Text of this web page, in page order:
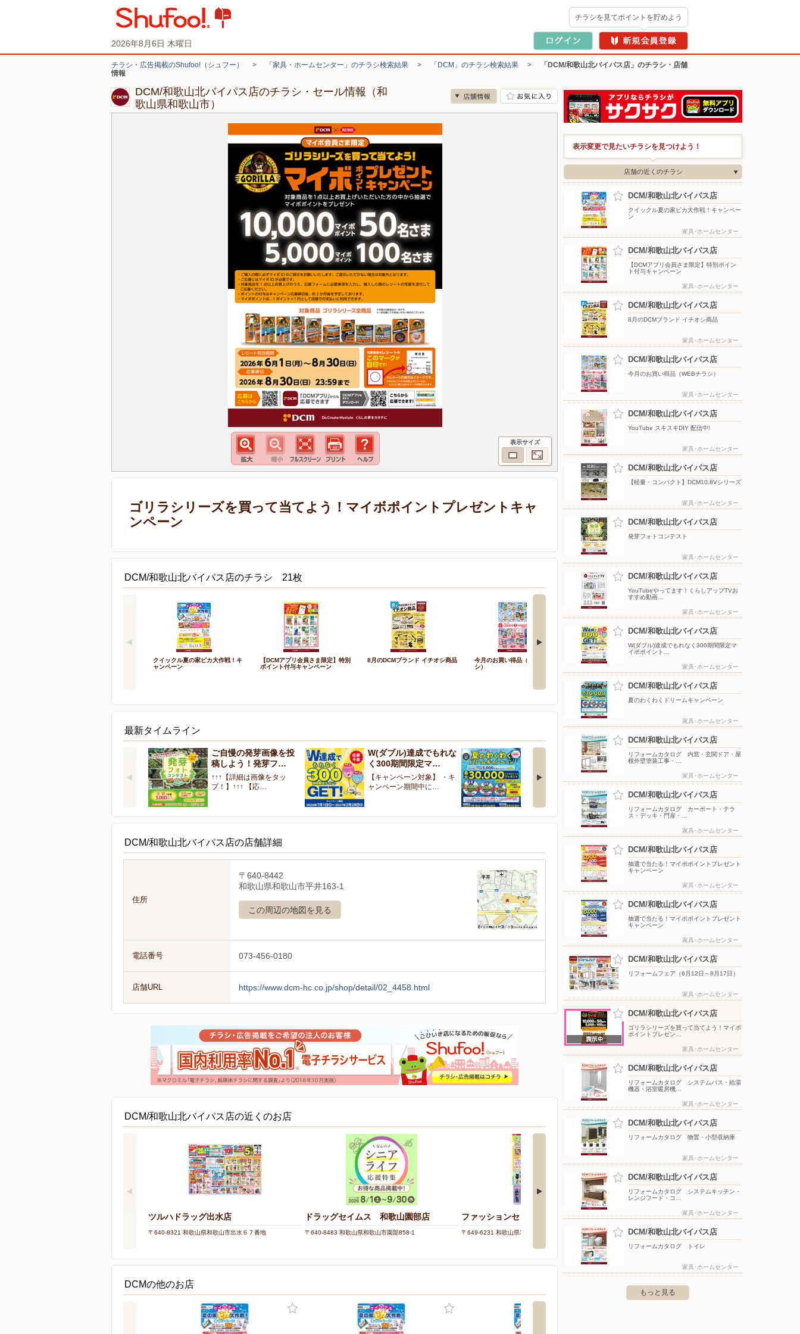
2026年8月6日 木曜日
チラシを見てポイントを貯めよう
チラシ・広告掲載のShufoo!（シュフー） > 「家具・ホームセンター」のチラシ検索結果 > 「DCM」のチラシ検索結果 >
「DCM/和歌山北バイパス店」のチラシ・店舗
情報
DCM/和歌山北バイパス店のチラシ・セール情報（和
歌山県和歌山市）
表示サイズ
ゴリラシリーズを買って当てよう！マイボポイントプレゼントキャ
ンペーン
DCM/和歌山北バイパス店のチラシ 21枚
クイックル夏の家ピカ大作戦！キ
ャンペーン
【DCMアプリ会員さま限定】特別
ポイント付与キャンペーン
8月のDCMブランド イチオシ商品
今月のお買い得品（WEBチラ
シ）
YouTube スキスキDIY 配信中!
シリーズ
最新タイムライン
ご自慢の発芽画像を投
稿しよう！発芽フ…
↑↑↑【詳細は画像をタッ
プ！】↑↑↑ 【応…
W(ダブル)達成でもれな
く300期間限定マ…
【キャンペーン対象】 ・キ
ャンペーン期間中に…
お買い物がビックチャ
ンスに！夏のわく…
【アプリ応募限定】 キャン
【アプリ応募限定】マ
シャンプー・リンス、ボデ
DCM/和歌山北バイパス店の店舗詳細
住所
〒640-8442
和歌山県和歌山市平井163-1
この周辺の地図を見る
電話番号 073-456-0180
店舗URL https://www.dcm-hc.co.jp/shop/detail/02_4458.html
DCM/和歌山北バイパス店の近くのお店
ツルハドラッグ出水店
〒640-8321 和歌山県和歌山市出水６７番地
ドラッグセイムス 和歌山園部店
〒640-8483 和歌山県和歌山市園部858-1
ファッションセンターしまむら/岩出店
〒649-6231 和歌山県岩出市川尻218-1
ケーズデンキ/和歌山店
〒640-8319 和歌山県和歌山市手平1-5-2
DCMの他のお店
表示変更で見たいチラシを見つけよう！
店舗の近くのチラシ
DCM/和歌山北バイパス店
クイックル夏の家ピカ大作戦！キャンペー
ン
家具･ホームセンター
DCM/和歌山北バイパス店
【DCMアプリ会員さま限定】特別ポイン
ト付与キャンペーン
家具･ホームセンター
DCM/和歌山北バイパス店
8月のDCMブランド イチオシ商品
家具･ホームセンター
DCM/和歌山北バイパス店
今月のお買い得品（WEBチラシ）
家具･ホームセンター
DCM/和歌山北バイパス店
YouTube スキスキDIY 配信中!
家具･ホームセンター
DCM/和歌山北バイパス店
【軽量・コンパクト】DCM10.8Vシリーズ
家具･ホームセンター
DCM/和歌山北バイパス店
発芽フォトコンテスト
家具･ホームセンター
DCM/和歌山北バイパス店
YouTubeやってます！くらしアップTVお
すすめ動画…
家具･ホームセンター
DCM/和歌山北バイパス店
W(ダブル)達成でもれなく300期間限定マ
イボポイント…
家具･ホームセンター
DCM/和歌山北バイパス店
夏のわくわくドリームキャンペーン
家具･ホームセンター
DCM/和歌山北バイパス店
リフォームカタログ 内窓・玄関ドア・屋
根外壁塗装工事・…
家具･ホームセンター
DCM/和歌山北バイパス店
リフォームカタログ カーポート・テラ
ス・デッキ・門扉・…
家具･ホームセンター
DCM/和歌山北バイパス店
抽選で当たる！マイボポイントプレゼント
キャンペーン
家具･ホームセンター
DCM/和歌山北バイパス店
抽選で当たる！マイボポイントプレゼント
キャンペーン
家具･ホームセンター
DCM/和歌山北バイパス店
リフォームフェア（6月12日～8月17日）
家具･ホームセンター
DCM/和歌山北バイパス店
ゴリラシリーズを買って当てよう！マイボ
ポイントプレゼン…
家具･ホームセンター
DCM/和歌山北バイパス店
リフォームカタログ システムバス・給湯
機器・浴室暖房機…
家具･ホームセンター
DCM/和歌山北バイパス店
リフォームカタログ 物置・小型収納庫
家具･ホームセンター
DCM/和歌山北バイパス店
リフォームカタログ システムキッチン・
レンジフード・コ…
家具･ホームセンター
DCM/和歌山北バイパス店
リフォームカタログ トイレ
家具･ホームセンター
もっと見る